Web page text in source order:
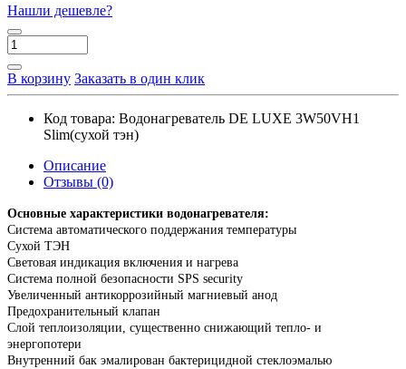
Нашли дешевле?
В корзину Заказать в один клик
Код товара: Водонагреватель DE LUXE 3W50VH1
Slim(сухой тэн)
Описание
Отзывы (0)
Основные характеристики водонагревателя:
Система автоматического поддержания температуры
Сухой ТЭН
Световая индикация включения и нагрева
Система полной безопасности SPS security
Увеличенный антикоррозийный магниевый анод
Предохранительный клапан
Слой теплоизоляции, существенно снижающий тепло- и
энергопотери
Внутренний бак эмалирован бактерицидной стеклоэмалью